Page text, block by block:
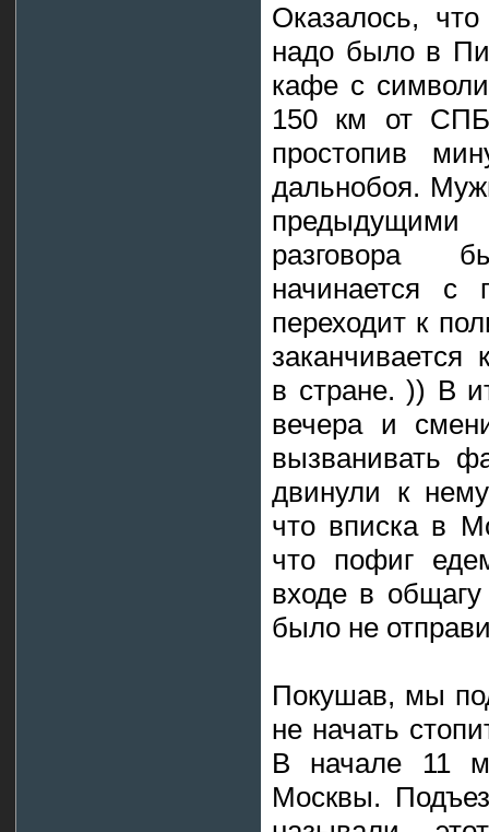
Оказалось,
надо было в
кафе с
150 км от
простопив
дальнобоя.
разговора
начинается с
переходит к
заканчивается
в стране. )) В
вечера и
вызванивать
двинули к
что вписка в
что пофиг
входе в
было не
Покушав, мы
не начать
В начале 11
Москвы.